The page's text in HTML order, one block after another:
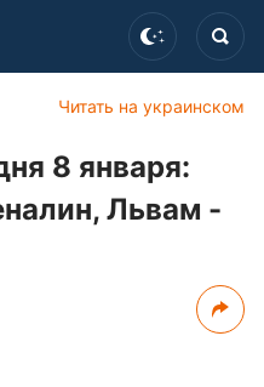
Читать на украинском
8 января:
Львам -